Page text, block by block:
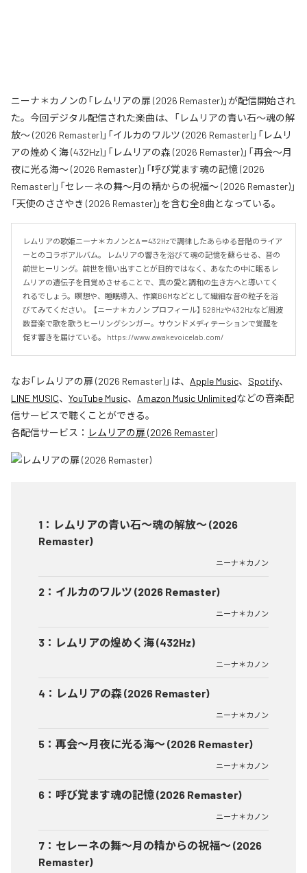
ニーナ＊カノンの「レムリアの扉 (2026 Remaster)」が配信開始され
た。今回デジタル配信された楽曲は、「レムリアの青い石〜魂の解
放〜 (2026 Remaster)」「イルカのワルツ (2026 Remaster)」「レムリ
アの煌めく海 (432Hz)」「レムリアの森 (2026 Remaster)」「再会〜月
夜に光る海〜 (2026 Remaster)」「呼び覚ます魂の記憶 (2026
Remaster)」「セレーネの舞〜月の精からの祝福〜 (2026 Remaster)」
「天使のささやき (2026 Remaster)」を含む全8曲となっている。
レムリアの歌姫ニーナ＊カノンとA＝432Hzで調律したあらゆる音階のライア
ーとのコラボアルバム。 レムリアの響きを浴びて魂の記憶を蘇らせる、音の
前世ヒーリング。前世を憶い出すことが目的ではなく、あなたの中に眠るレ
ムリアの遺伝子を目覚めさせることで、真の愛と調和の生き方へと導いてく
れるでしょう。瞑想や、睡眠導入、作業BGMなどとして繊細な音の粒子を浴
びてみてください。  【ニーナ＊カノン プロフィール】 528Hzや432Hzなど周波
数音楽で歌を歌うヒーリングシンガー。サウンドメディテーションで覚醒を
促す響きを届けている。 https://www.awakevoicelab.com/
なお「レムリアの扉 (2026 Remaster)」は、 Apple Music、 Spotify、
LINE MUSIC、 YouTube Music、 Amazon Music Unlimitedなどの音楽配
信サービスで聴くことができる。
各配信サービス： レムリアの扉 (2026 Remaster)
1 ： レムリアの青い石〜魂の解放〜 (2026
Remaster)
ニーナ＊カノン
2 ： イルカのワルツ (2026 Remaster)
ニーナ＊カノン
3 ： レムリアの煌めく海 (432Hz)
ニーナ＊カノン
4 ： レムリアの森 (2026 Remaster)
ニーナ＊カノン
5 ： 再会〜月夜に光る海〜 (2026 Remaster)
ニーナ＊カノン
6 ： 呼び覚ます魂の記憶 (2026 Remaster)
ニーナ＊カノン
7 ： セレーネの舞〜月の精からの祝福〜 (2026
Remaster)